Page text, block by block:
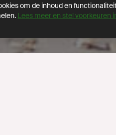
om de inhoud en
Lees meer en stel voorkeuren